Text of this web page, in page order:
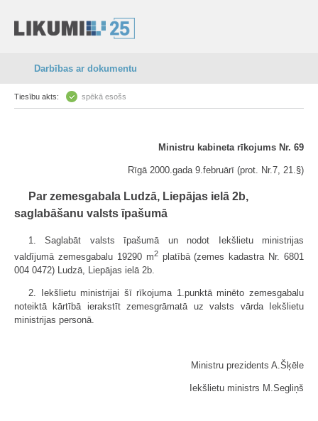
Darbības ar dokumentu
Tiesību akts: spēkā esošs
Ministru kabineta rīkojums Nr. 69
Rīgā 2000.gada 9.februārī (prot. Nr.7, 21.§)
Par zemesgabala Ludzā, Liepājas ielā 2b,
saglabāšanu valsts īpašumā
1. Saglabāt valsts īpašumā un nodot Iekšlietu ministrijas
valdījumā zemesgabalu 19290 m2platībā (zemes kadastra Nr. 6801
004 0472) Ludzā, Liepājas ielā 2b.
2. Iekšlietu ministrijai šī rīkojuma 1.punktā minēto zemesgabalu
noteiktā kārtībā ierakstīt zemesgrāmatā uz valsts vārda Iekšlietu
ministrijas personā.
Ministru prezidents A.Šķēle
Iekšlietu ministrs M.Segliņš